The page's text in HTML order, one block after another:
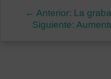
← Anterior: La
Siguiente: